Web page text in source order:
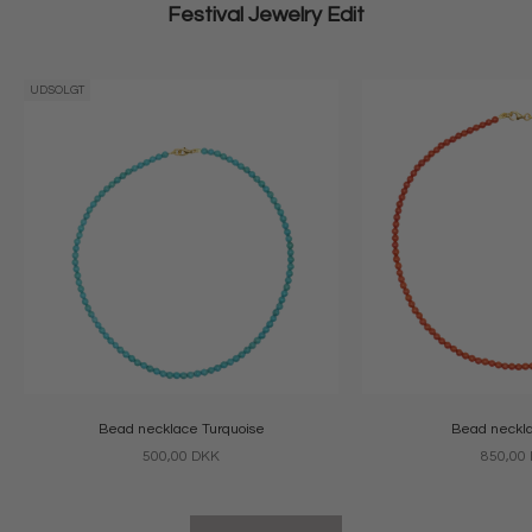
Festival Jewelry Edit
UDSOLGT
Bead necklace Turquoise
Salgspris
500,00 DKK
Bead
850,00